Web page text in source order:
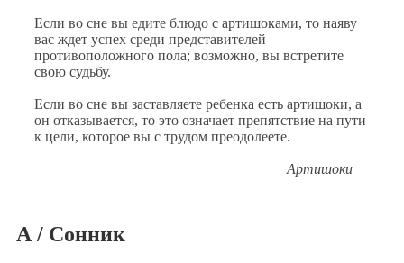
Если во сне вы едите блюдо с артишоками, то наяву
вас ждет успех среди представителей
противоположного пола; возможно, вы встретите
свою судьбу.
Если во сне вы заставляете ребенка есть артишоки, а
он отказывается, то это означает препятствие на пути
к цели, которое вы с трудом преодолеете.
Артишоки
А / Сонник